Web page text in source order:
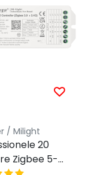
/ Milight
20
Zigbee 5-